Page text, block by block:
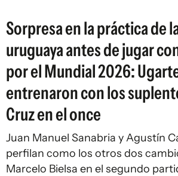
Sorpresa en la práctica de
uruguaya antes de jugar
por el Mundial 2026:
entrenaron con los
Cruz en el once
Juan Manuel Sanabria y Agustín
perfilan como los otros dos
Marcelo Bielsa en el segundo